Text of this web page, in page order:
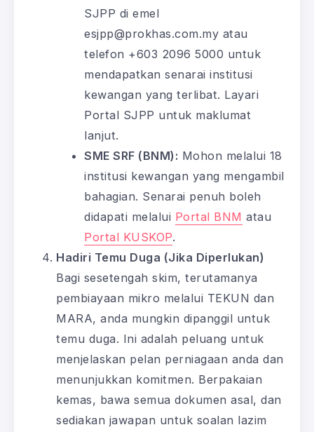
SJPP di emel
esjpp@prokhas.com.my atau
telefon +603 2096 5000 untuk
mendapatkan senarai institusi
kewangan yang terlibat. Layari
Portal SJPP untuk maklumat
lanjut.
SME SRF (BNM): Mohon melalui 18
institusi kewangan yang mengambil
bahagian. Senarai penuh boleh
didapati melalui Portal BNM atau
Portal KUSKOP.
Hadiri Temu Duga (Jika Diperlukan)
Bagi sesetengah skim, terutamanya
pembiayaan mikro melalui TEKUN dan
MARA, anda mungkin dipanggil untuk
temu duga. Ini adalah peluang untuk
menjelaskan pelan perniagaan anda dan
menunjukkan komitmen. Berpakaian
kemas, bawa semua dokumen asal, dan
sediakan jawapan untuk soalan lazim